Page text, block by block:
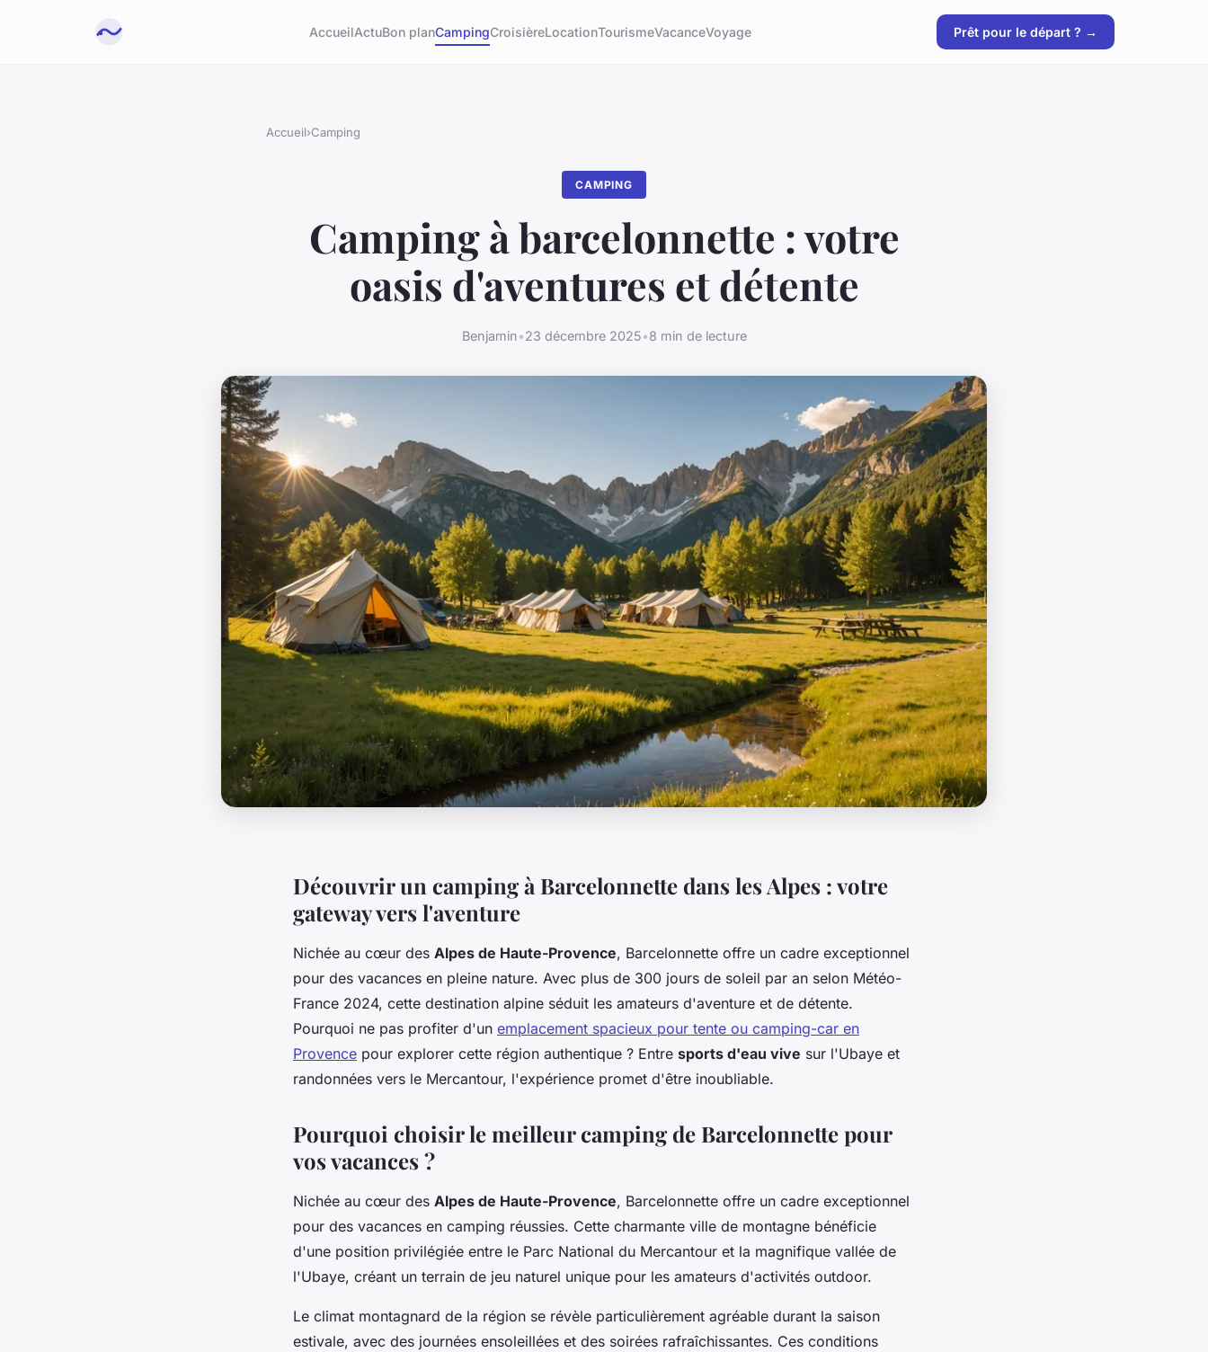
AccueilActuBon planCampingCroisièreLocationTourismeVacanceVoyage Prêt pour le départ ? →
Accueil›Camping
CAMPING
Camping à barcelonnette : votre
oasis d'aventures et détente
Benjamin•23 décembre 2025•8 min de lecture
Découvrir un camping à Barcelonnette dans les Alpes : votre
gateway vers l'aventure
Nichée au cœur des Alpes de Haute-Provence, Barcelonnette offre un cadre exceptionnel
pour des vacances en pleine nature. Avec plus de 300 jours de soleil par an selon Météo-
France 2024, cette destination alpine séduit les amateurs d'aventure et de détente.
Pourquoi ne pas profiter d'un emplacement spacieux pour tente ou camping-car en
Provence pour explorer cette région authentique ? Entre sports d'eau vive sur l'Ubaye et
randonnées vers le Mercantour, l'expérience promet d'être inoubliable.
Pourquoi choisir le meilleur camping de Barcelonnette pour
vos vacances ?
Nichée au cœur des Alpes de Haute-Provence, Barcelonnette offre un cadre exceptionnel
pour des vacances en camping réussies. Cette charmante ville de montagne bénéficie
d'une position privilégiée entre le Parc National du Mercantour et la magnifique vallée de
l'Ubaye, créant un terrain de jeu naturel unique pour les amateurs d'activités outdoor.
Le climat montagnard de la région se révèle particulièrement agréable durant la saison
estivale, avec des journées ensoleillées et des soirées rafraîchissantes. Ces conditions